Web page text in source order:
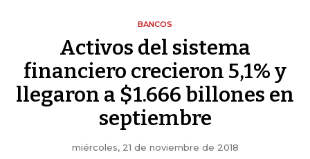
BANCOS
Activos del sistema
financiero crecieron 5,1% y
llegaron a $1.666 billones en
septiembre
miércoles, 21 de noviembre de 2018